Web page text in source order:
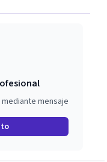
mensaje